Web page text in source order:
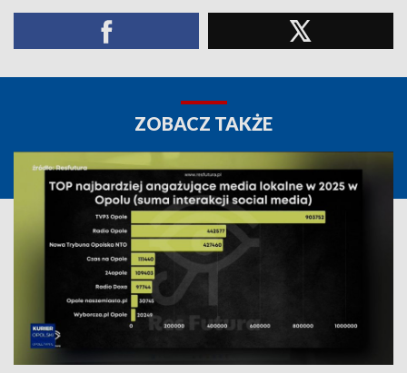
ZOBACZ TAKŻE